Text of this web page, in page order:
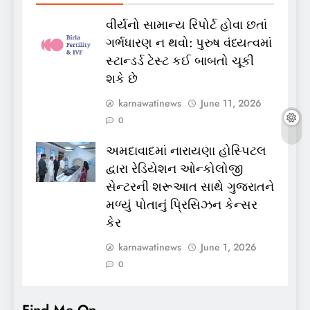
વીર્યનો સામાન્ય રિપોર્ટ હોવા છતાં
ગર્ભધારણ ન થવો: પુરુષ વંધ્યત્વમાં
સ્ટાન્ડર્ડ ટેસ્ટ કઈ બાબતો ચૂકી
શકે છે
karnawatinews June 11, 2026
0
અમદાવાદમાં નારાયણા હોસ્પિટલ
દ્વારા રેડિયેશન ઓન્કોલોજી
સેન્ટરની શરૂઆત સાથે ગુજરાતને
મળ્યું પોતાનું પ્રિસિઝન કેન્સર
કેર
karnawatinews June 1, 2026
0